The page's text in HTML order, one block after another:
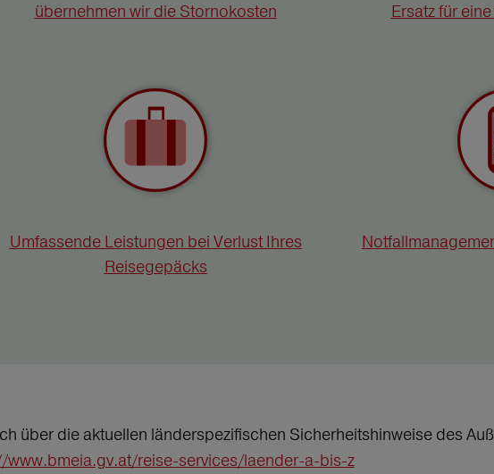
übernehmen wir die Stornokosten
Ersatz für
Umfassende Leistungen bei Verlust Ihres
Reisegepäcks
über die aktuellen länderspezifischen Sicherheitshinweise des
www.bmeia.gv.at/reise-services/laender-a-bis-z